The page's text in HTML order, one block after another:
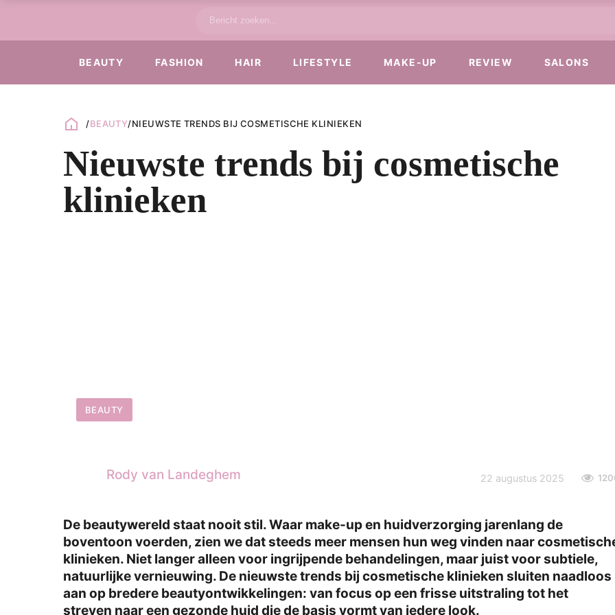
BEAUTY FASHION HAIR LIFESTYLE MAKE-UP REVIEW SALONS
/BEAUTY/NIEUWSTE TRENDS BIJ COSMETISCHE KLINIEKEN
Nieuwste trends bij cosmetische
klinieken
BEAUTY
Rody van Landeghem 22 augustus 2025
De beautywereld staat nooit stil. Waar make-up en huidverzorging jarenlang de
boventoon voerden, zien we dat steeds meer mensen hun weg vinden naar
klinieken. Niet langer alleen voor ingrijpende behandelingen, maar juist voor subtiele,
natuurlijke vernieuwing. De nieuwste trends bij cosmetische klinieken sluiten naadloos
aan op bredere beautyontwikkelingen: van focus op een frisse uitstraling tot het
streven naar een gezonde huid die de basis vormt van iedere look.